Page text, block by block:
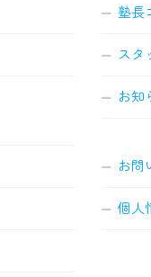
塾長
スタ
お知
お問
個人